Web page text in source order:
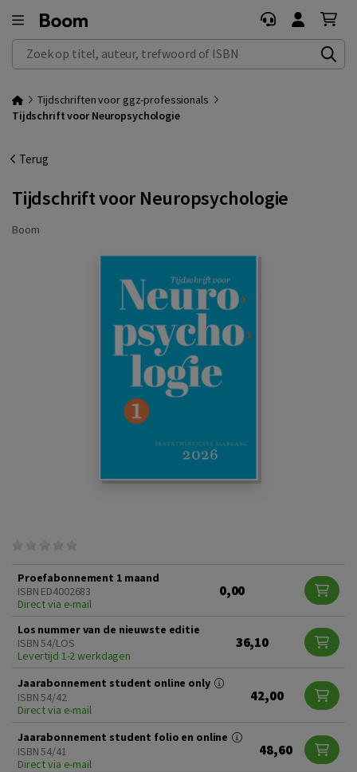
Zoek op titel, auteur, trefwoord of ISBN
Tijdschriften voor ggz-professionals
Tijdschrift voor Neuropsychologie
Terug
Tijdschrift voor Neuropsychologie
Boom
Proefabonnement 1 maand
ISBN ED4002683
Direct via e-mail
0,00
Los nummer van de nieuwste editie
ISBN 54/LOS
Levertijd 1-2 werkdagen
36,10
Jaarabonnement student online only
ISBN 54/42
Direct via e-mail
42,00
Jaarabonnement student folio en online
ISBN 54/41
Direct via e-mail
48,60